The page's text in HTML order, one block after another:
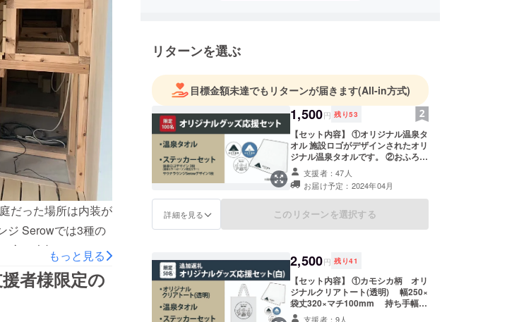
だった場所は内装が
ジ Serowでは3種の
方を大切にしていこ
ンバーで準備を進
ウリュのサービスも
集団Aufguss
もっと見る
者様限定の
リターンを選ぶ
目標金額未達でもリターンが届きます(All-in方式)
1,500円 残り53
【セット内容】 ①オリジナル温泉タ
オル 施設ロゴがデザインされたオリ
ジナル温泉タオルです。 ②おふろ
café あげき温泉オリジナルステッ
カー セット 温泉ロゴステッカー：
通常カラー1枚 温泉ロゴステッ
カー：オープン限定カラー1枚 サウ
ナラウンジSerow かもしかステッ
支援者：47人
お届け予定：2024年04月
詳細を見る このリターンを選択する
2,500円 残り41
【セット内容】 ①カモシカ柄 オリ
ジナルクリアトート(透明) 幅250×
袋丈320×マチ100mm 持ち手幅
20×長さ300mm ②オリジナル温泉
支援者：9人